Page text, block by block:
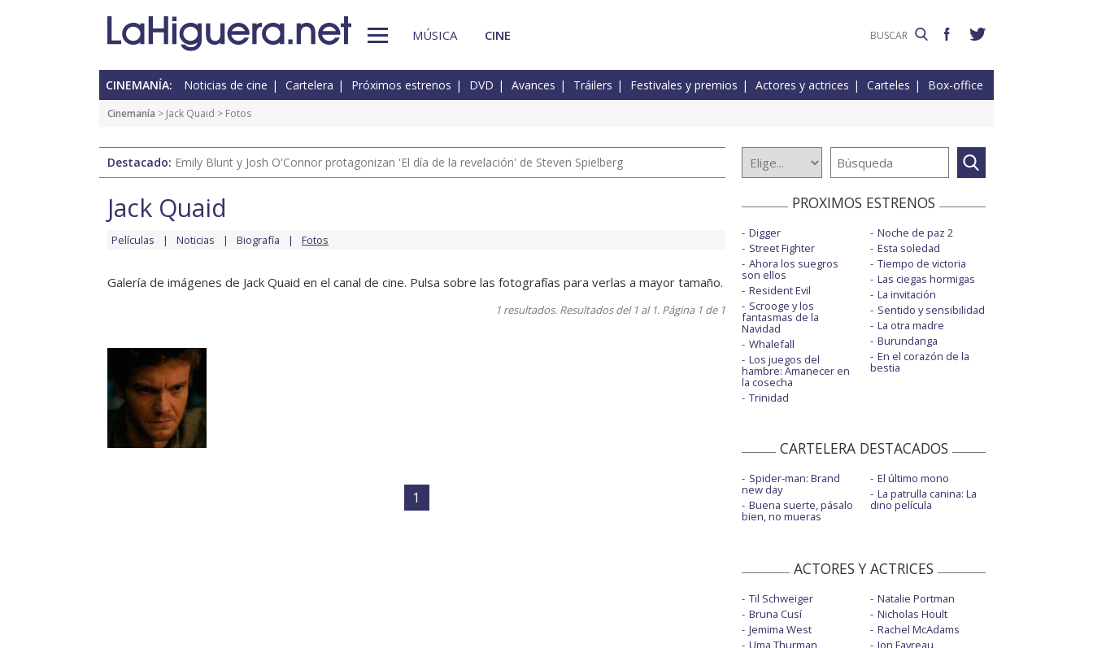
MÚSICA CINE
CINEMANÍA: Noticias de cine Cartelera Próximos estrenos DVD Avances Tráilers Festivales y premios Actores y actrices Carteles Box-office
Cinemanía > Jack Quaid > Fotos
Destacado: Emily Blunt y Josh O'Connor protagonizan 'El día de la revelación' de Steven Spielberg
Jack Quaid
Películas Noticias Biografía Fotos
Galería de imágenes de Jack Quaid en el canal de cine. Pulsa sobre las fotografías para verlas a mayor tamaño.
1 resultados. Resultados del 1 al 1. Página 1 de 1
1
PROXIMOS ESTRENOS
Digger
Street Fighter
Ahora los suegros
son ellos
Resident Evil
Scrooge y los
fantasmas de la
Navidad
Whalefall
Los juegos del
hambre: Amanecer en
la cosecha
Trinidad
Noche de paz 2
Esta soledad
Tiempo de victoria
Las ciegas hormigas
La invitación
Sentido y sensibilidad
La otra madre
Burundanga
En el corazón de la
bestia
CARTELERA DESTACADOS
Spider-man: Brand
new day
Buena suerte, pásalo
bien, no mueras
El último mono
La patrulla canina: La
dino película
ACTORES Y ACTRICES
Til Schweiger
Bruna Cusí
Jemima West
Uma Thurman
Natalie Portman
Nicholas Hoult
Rachel McAdams
Jon Favreau